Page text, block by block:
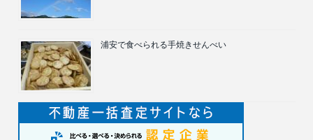
浦安で食べられる手焼きせんべい